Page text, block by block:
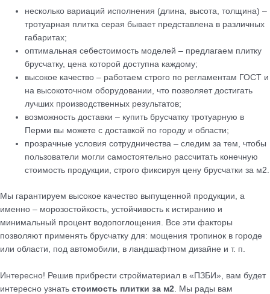
несколько вариаций исполнения (длина, высота, толщина) –
тротуарная плитка серая бывает представлена в различных
габаритах;
оптимальная себестоимость моделей – предлагаем плитку
брусчатку, цена которой доступна каждому;
высокое качество – работаем строго по регламентам ГОСТ и
на высокоточном оборудовании, что позволяет достигать
лучших производственных результатов;
возможность доставки – купить брусчатку тротуарную в
Перми вы можете с доставкой по городу и области;
прозрачные условия сотрудничества – следим за тем, чтобы
пользователи могли самостоятельно рассчитать конечную
стоимость продукции, строго фиксируя цену брусчатки за м2.
Мы гарантируем высокое качество выпущенной продукции, а
именно – морозостойкость, устойчивость к истиранию и
минимальный процент водопоглощения. Все эти факторы
позволяют применять брусчатку для: мощения тропинок в городе
или области, под автомобили, в ландшафтном дизайне и т. п.
Интересно! Решив прибрести стройматериал в «ПЗБИ», вам будет
интересно узнать стоимость плитки за м2 . Мы рады вам